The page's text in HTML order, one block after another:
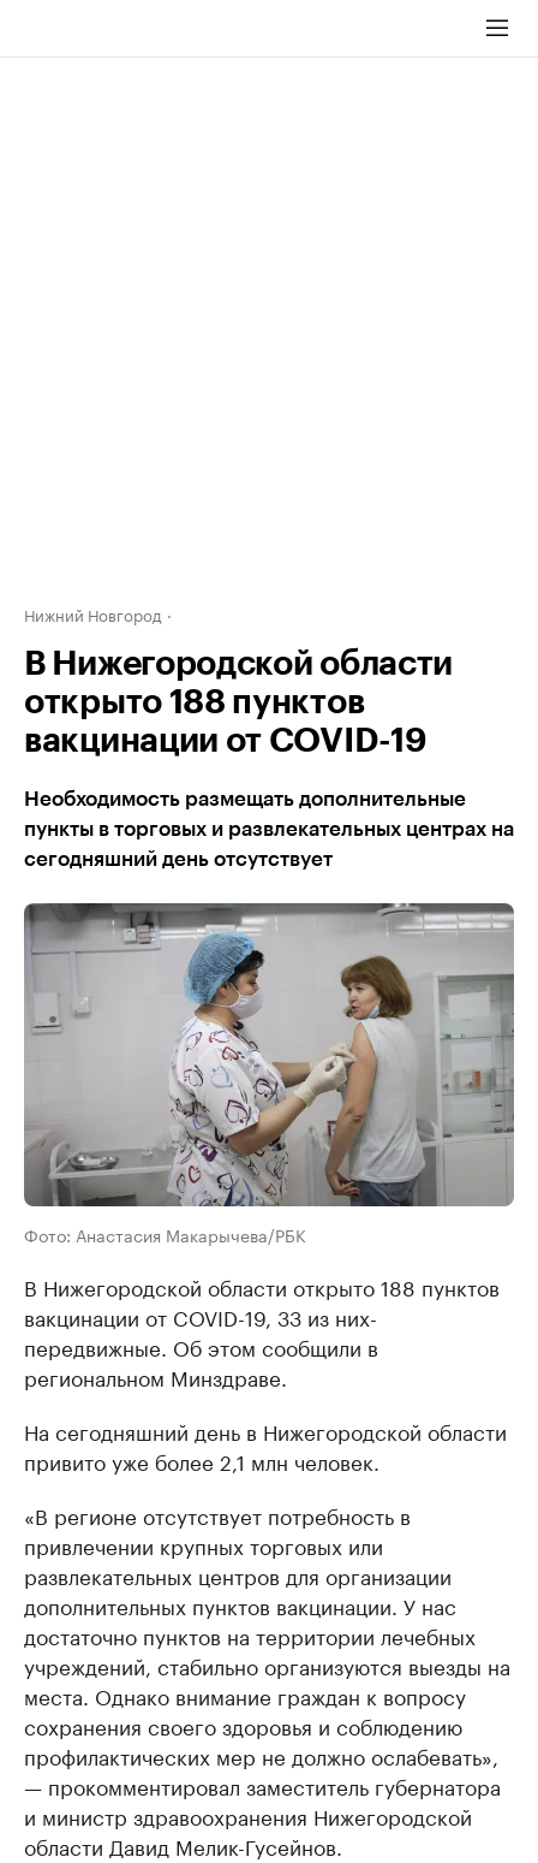
Нижний Новгород
В Нижегородской области
открыто 188 пунктов
вакцинации от COVID-19
Необходимость размещать дополнительные
пункты в торговых и развлекательных центрах на
сегодняшний день отсутствует
Фото: Анастасия Макарычева/РБК
В Нижегородской области открыто 188 пунктов
вакцинации от COVID-19, 33 из них-
передвижные. Об этом сообщили в
региональном Минздраве.
На сегодняшний день в Нижегородской области
привито уже более 2,1 млн человек.
«В регионе отсутствует потребность в
привлечении крупных торговых или
развлекательных центров для организации
дополнительных пунктов вакцинации. У нас
достаточно пунктов на территории лечебных
учреждений, стабильно организуются выезды на
места. Однако внимание граждан к вопросу
сохранения своего здоровья и соблюдению
профилактических мер не должно ослабевать»,
— прокомментировал заместитель губернатора
и министр здравоохранения Нижегородской
области Давид Мелик-Гусейнов.